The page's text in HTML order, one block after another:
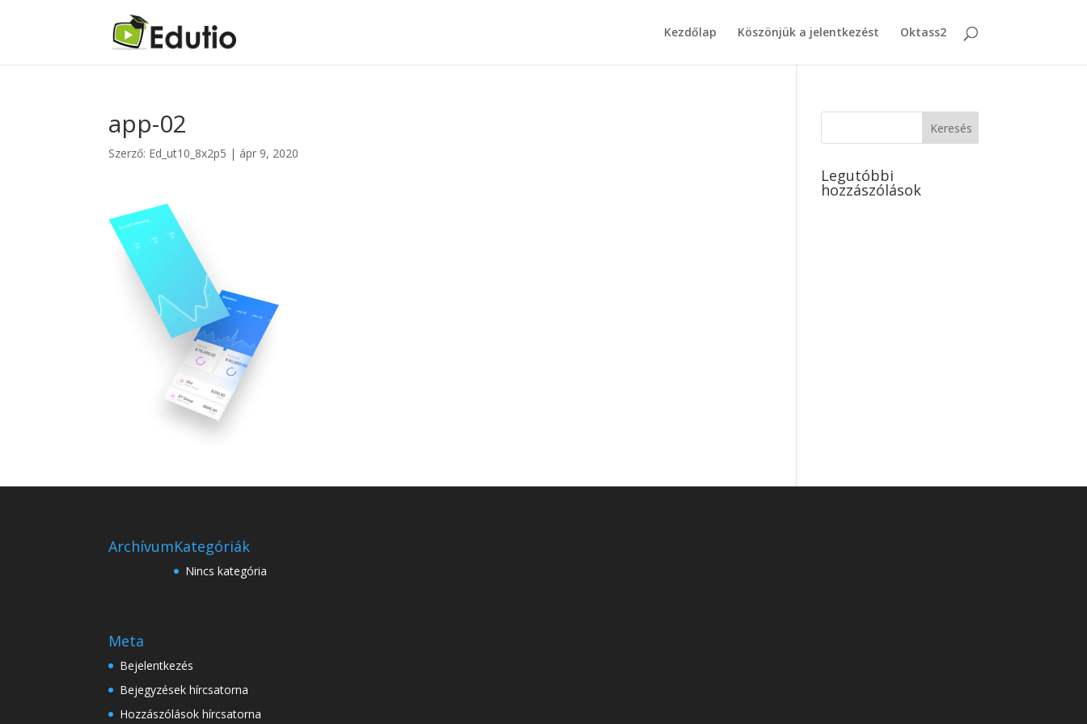
Kezdőlap Köszönjük a jelentkezést Oktass2
app-02
Szerző: Ed_ut10_8x2p5 | ápr 9, 2020
Legutóbbi
hozzászólások
ArchívumKategóriák
Nincs kategória
Meta
Bejelentkezés
Bejegyzések hírcsatorna
Hozzászólások hírcsatorna